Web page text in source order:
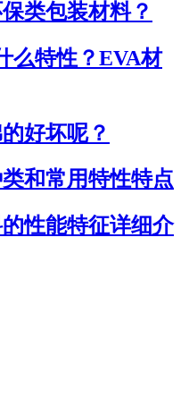
类包装材料？
么特性？EVA材
好坏呢？
和常用特性特点
性能特征详细介